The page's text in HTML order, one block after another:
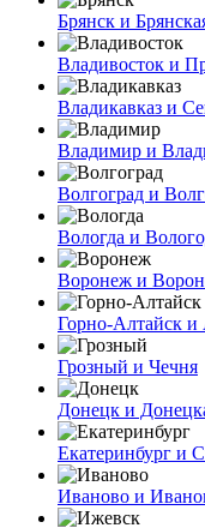
Брянск и
Владивосток и
Владикавказ и
Владимир и
Волгоград и
Вологда и
Воронеж и
Горно-Алтайск и
Грозный и Чечня
Донецк и
Екатеринбург и
Иваново и